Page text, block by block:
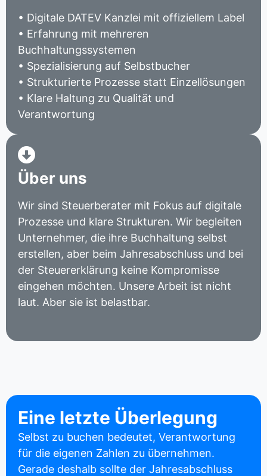
• Digitale DATEV Kanzlei mit offiziellem Label
• Erfahrung mit mehreren
Buchhaltungssystemen
• Spezialisierung auf Selbstbucher
• Strukturierte Prozesse statt Einzellösungen
• Klare Haltung zu Qualität und
Verantwortung
Über uns
Wir sind Steuerberater mit Fokus auf digitale
Prozesse und klare Strukturen. Wir begleiten
Unternehmer, die ihre Buchhaltung selbst
erstellen, aber beim Jahresabschluss und bei
der Steuererklärung keine Kompromisse
eingehen möchten. Unsere Arbeit ist nicht
laut. Aber sie ist belastbar.
Eine letzte Überlegung
Selbst zu buchen bedeutet, Verantwortung
für die eigenen Zahlen zu übernehmen.
Gerade deshalb sollte der Jahresabschluss